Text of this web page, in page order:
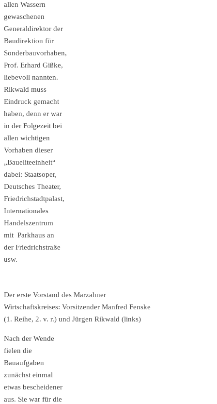
allen Wassern
gewaschenen
Generaldirektor der
Baudirektion für
Sonderbauvorhaben,
Prof. Erhard Gißke,
liebevoll nannten.
Rikwald muss
Eindruck gemacht
haben, denn er war
in der Folgezeit bei
allen wichtigen
Vorhaben dieser
„Baueliteeinheit“
dabei: Staatsoper,
Deutsches Theater,
Friedrichstadtpalast,
Internationales
Handelszentrum
mit Parkhaus an
der Friedrichstraße
usw.
Der erste Vorstand des Marzahner
Wirtschaftskreises: Vorsitzender Manfred Fenske
(1. Reihe, 2. v. r.) und Jürgen Rikwald (links)
Nach der Wende
fielen die
Bauaufgaben
zunächst einmal
etwas bescheidener
aus. Sie war für die